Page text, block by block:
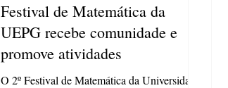
Festival de Matemática da
UEPG recebe comunidade e
promove atividades
O 2º Festival de Matemática da Universidade